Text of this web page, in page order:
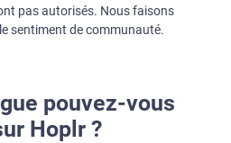
pas autorisés. Nous faisons
sentiment de communauté.
pouvez-vous
Hoplr ?